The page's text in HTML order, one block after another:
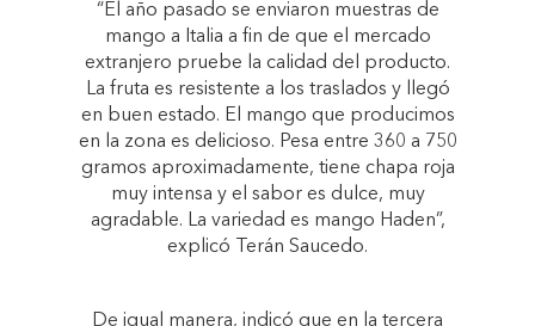
“El año pasado se enviaron muestras de
mango a Italia a fin de que el mercado
extranjero pruebe la calidad del producto.
La fruta es resistente a los traslados y llegó
en buen estado. El mango que producimos
en la zona es delicioso. Pesa entre 360 a 750
gramos aproximadamente, tiene chapa roja
muy intensa y el sabor es dulce, muy
agradable. La variedad es mango Haden”,
explicó Terán Saucedo.
De igual manera, indicó que en la tercera